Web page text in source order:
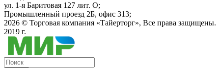
ул. 1-я Баритовая 127 лит. О;
Промышленный проезд 2Б, офис 313;
2026 © Торговая компания «Тайерторг», Все права защищены.
2019 г.